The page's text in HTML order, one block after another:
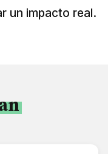
un impacto real.